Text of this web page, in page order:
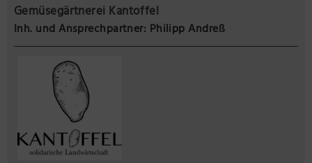
Gemüsegärtnerei Kantoffel
Inh. und Ansprechpartner: Philipp Andreß